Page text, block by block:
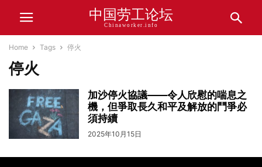
中国劳工论坛
Chinaworker.info
Home Tags 停火
停火
加沙停火協議——令人欣慰的喘息之
機，但爭取長久和平及解放的鬥爭必
須持續
2025年10月15日